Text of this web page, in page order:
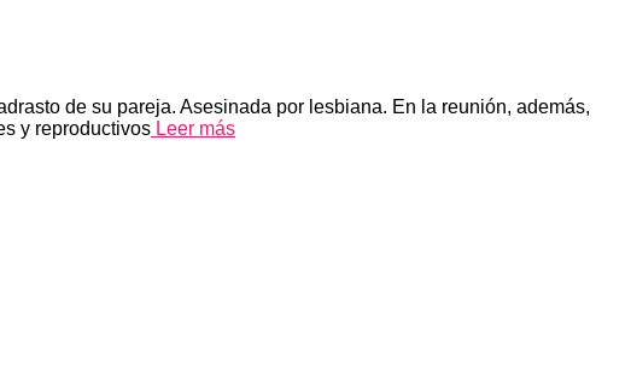
de su pareja. Asesinada por lesbiana. En la reunión, además,
y reproductivos Leer más